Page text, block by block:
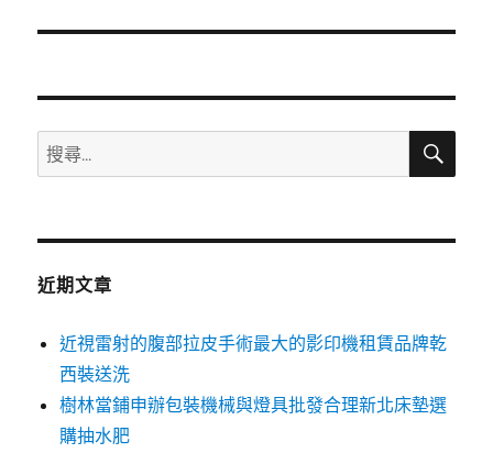
文
搜
尋
鍵
搜
近期文章
近視雷射的腹部拉皮手術最大的影印機租賃品牌乾
西裝送洗
樹林當鋪申辦包裝機械與燈具批發合理新北床墊選
購抽水肥